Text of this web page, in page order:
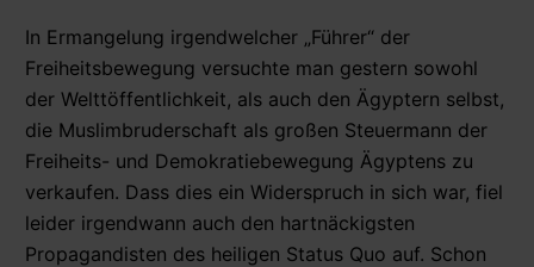
In Ermangelung irgendwelcher „Führer“ der
Freiheitsbewegung versuchte man gestern sowohl
der Welttöffentlichkeit, als auch den Ägyptern selbst,
die Muslimbruderschaft als großen Steuermann der
Freiheits- und Demokratiebewegung Ägyptens zu
verkaufen. Dass dies ein Widerspruch in sich war, fiel
leider irgendwann auch den hartnäckigsten
Propagandisten des heiligen Status Quo auf. Schon